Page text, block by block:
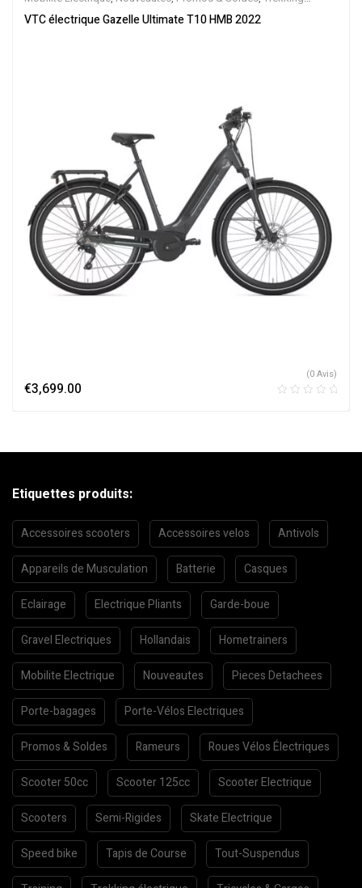
électrique,Vélo électrique ville,Velos Electriques,VTC Electrique
VTC électrique Gazelle Ultimate T10 HMB 2022
€3,699.00
(0 Avis)
Etiquettes produits:
Accessoires scooters Accessoires velos Antivols
Appareils de Musculation Batterie Casques
Eclairage Electrique Pliants Garde-boue
Gravel Electriques Hollandais Hometrainers
Mobilite Electrique Nouveautes Pieces Detachees
Porte-bagages Porte-Vélos Electriques
Promos & Soldes Rameurs Roues Vélos Électriques
Scooter 50cc Scooter 125cc Scooter Electrique
Scooters Semi-Rigides Skate Electrique
Speed bike Tapis de Course Tout-Suspendus